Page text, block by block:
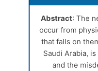
Abstract: The
occur from
that falls on
Saudi Arabia,
and the